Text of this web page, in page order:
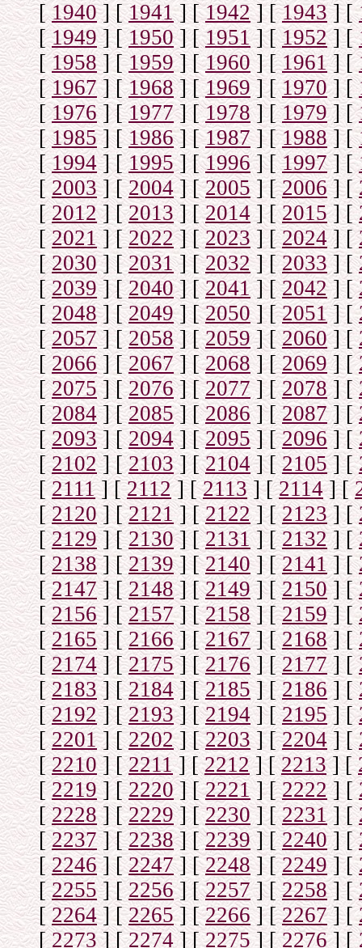
[1940] [1941] [1942] [1943] [
[1949] [1950] [1951] [1952] [
[1958] [1959] [1960 ] [1961] [
[1967] [1968] [1969] [1970] [
[1976] [1977] [1978] [1979] [
[1985] [1986] [1987] [1988] [
[1994] [1995] [1996] [1997] [
[2003] [2004] [2005] [2006] [
[2012] [2013] [2014] [2015] [
[2021] [2022] [2023] [2024] [
[2030] [2031] [2032] [2033] [
[2039] [2040] [2041] [2042] [
[2048] [2049] [2050] [2051] [
[2057] [2058] [2059] [2060] [
[2066] [2067] [2068 ] [2069] [
[2075] [2076] [2077] [2078] [
[2084] [2085] [2086] [2087] [
[2093] [2094] [2095] [2096] [
[2102] [2103] [2104] [2105] [
[2111] [2112] [2113] [2114] [
[2120] [2121] [2122] [2123] [
[2129] [2130] [2131] [2132] [
[2138] [2139] [2140] [2141] [
[2147] [2148] [2149] [2150] [
[2156] [2157] [2158] [2159] [
[2165] [2166] [2167] [2168] [
[2174] [2175] [2176 ] [2177] [
[2183] [2184] [2185] [2186] [
[2192] [2193] [2194] [2195] [
[2201] [2202] [2203] [2204] [
[2210] [2211] [2212] [2213] [
[2219] [2220] [2221 ] [2222] [
[2228] [2229] [2230] [2231] [
[2237] [2238] [2239] [2240] [
[2246] [2247] [2248] [2249] [
[2255] [2256] [2257] [2258] [
[2264] [2265] [2266] [2267] [
[2273] [2274] [2275] [2276] [